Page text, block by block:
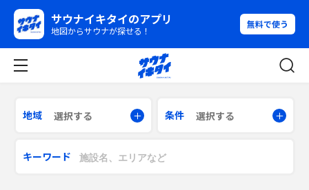
サウナイキタイのアプリ
地図からサウナが探せる！
無料で使う
地域 選択する 条件 選択する
キーワード